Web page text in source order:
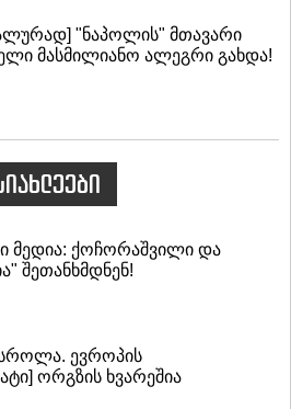
"ნაპოლის" მთავარი
მასმილიანო ალეგრი გახდა!
მედია: ქოჩორაშვილი და
შეთანხმდნენ!
სროლა. ევროპის
ორგზის ხვარეშია